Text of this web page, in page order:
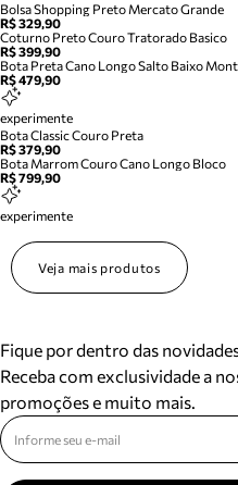
Bolsa Shopping Preto Mercato Grande
R$ 329,90
Coturno Preto Couro Tratorado Basico
R$ 399,90
Bota Preta Cano Longo Salto Baixo
R$ 479,90
experimente
Bota Classic Couro Preta
R$ 379,90
Bota Marrom Couro Cano Longo Bloco
R$ 799,90
experimente
Veja mais produtos
Fique por dentro das
Receba com exclusividade a
promoções e muito mais.